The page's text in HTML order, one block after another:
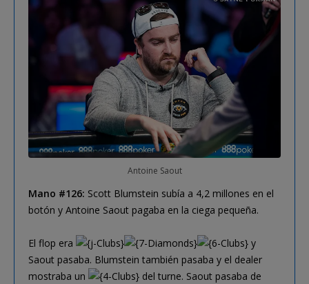
Antoine Saout
Mano #126: Scott Blumstein subía a 4,2 millones en el
botón y Antoine Saout pagaba en la ciega pequeña.
El flop era
y
Saout pasaba. Blumstein también pasaba y el dealer
mostraba un
del turne. Saout pasaba de